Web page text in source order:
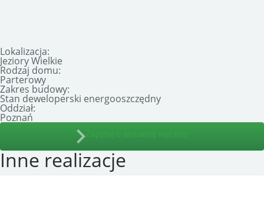
Lokalizacja:
Jeziory Wielkie
Rodzaj domu:
Parterowy
Zakres budowy:
Stan deweloperski energooszczędny
Oddział:
Poznań
Zapytaj o aktualną wycenę
Inne realizacje